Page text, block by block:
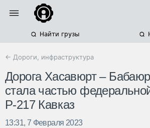
Найти грузы
← Дороги, инфраструктура
Дорога Хасавюрт –
стала частью
Р-217 Кавказ
13:31, 7 Февраля 2023